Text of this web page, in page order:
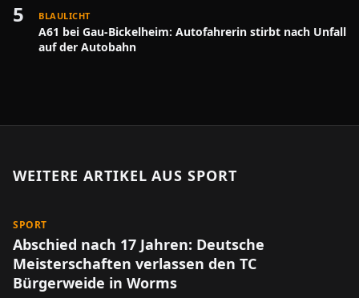
5 BLAULICHT
A61 bei Gau-Bickelheim: Autofahrerin stirbt nach Unfall
auf der Autobahn
WEITERE ARTIKEL AUS SPORT
SPORT
Abschied nach 17 Jahren: Deutsche
Meisterschaften verlassen den TC
Bürgerweide in Worms